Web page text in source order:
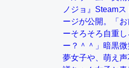
ると1週間とかの人が多いそうだけど
ツール導入でコミュニケーションが劇的に変